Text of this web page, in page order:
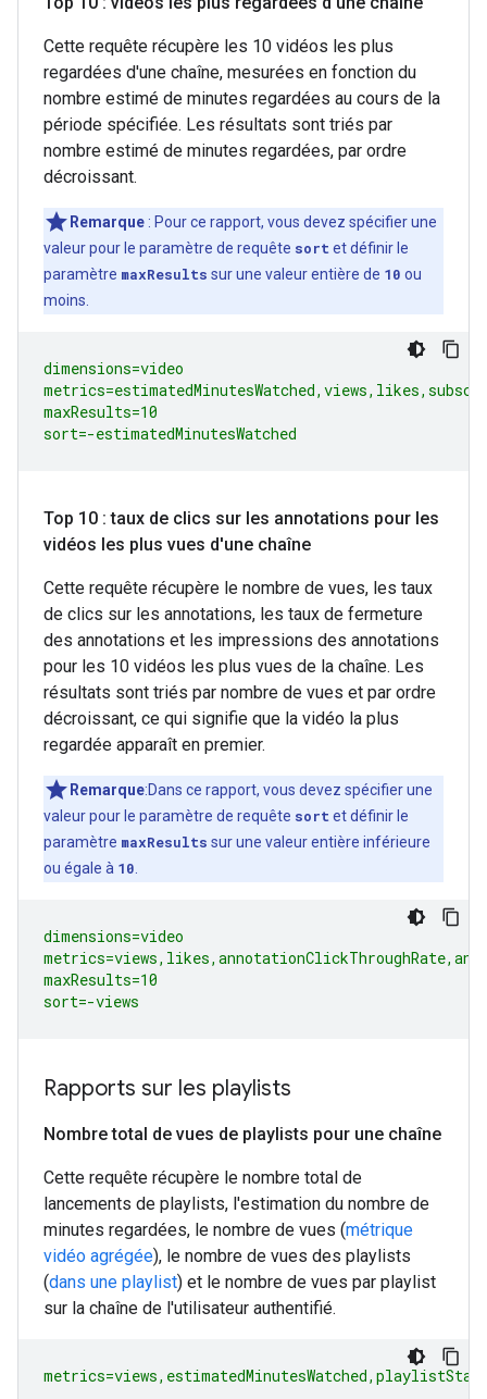
Cette requête récupère les 10 vidéos les plus
regardées d'une chaîne, mesurées en fonction du
nombre estimé de minutes regardées au cours de la
période spécifiée. Les résultats sont triés par
nombre estimé de minutes regardées, par ordre
décroissant.
Remarque : Pour ce rapport, vous devez spécifier une
valeur pour le paramètre de requête sort et définir le
paramètre maxResults sur une valeur entière de 10 ou
moins.
dimensions=video
maxResults=10
sort=-estimatedMinutesWatched
Top 10 : taux de clics sur les annotations pour les
vidéos les plus vues d'une chaîne
Cette requête récupère le nombre de vues, les taux
de clics sur les annotations, les taux de fermeture
des annotations et les impressions des annotations
pour les 10 vidéos les plus vues de la chaîne. Les
résultats sont triés par nombre de vues et par ordre
décroissant, ce qui signifie que la vidéo la plus
regardée apparaît en premier.
Remarque:Dans ce rapport, vous devez spécifier une
valeur pour le paramètre de requête sort et définir le
paramètre maxResults sur une valeur entière inférieure
ou égale à 10
dimensions=video
maxResults=10
sort=-views
Rapports sur les playlists
Nombre total de vues de playlists pour une chaîne
Cette requête récupère le nombre total de
lancements de playlists, l'estimation du nombre de
minutes regardées, le nombre de vues (métrique
vidéo agrégée), le nombre de vues des playlists
(dans une playlist) et le nombre de vues par playlist
sur la chaîne de l'utilisateur authentifié.